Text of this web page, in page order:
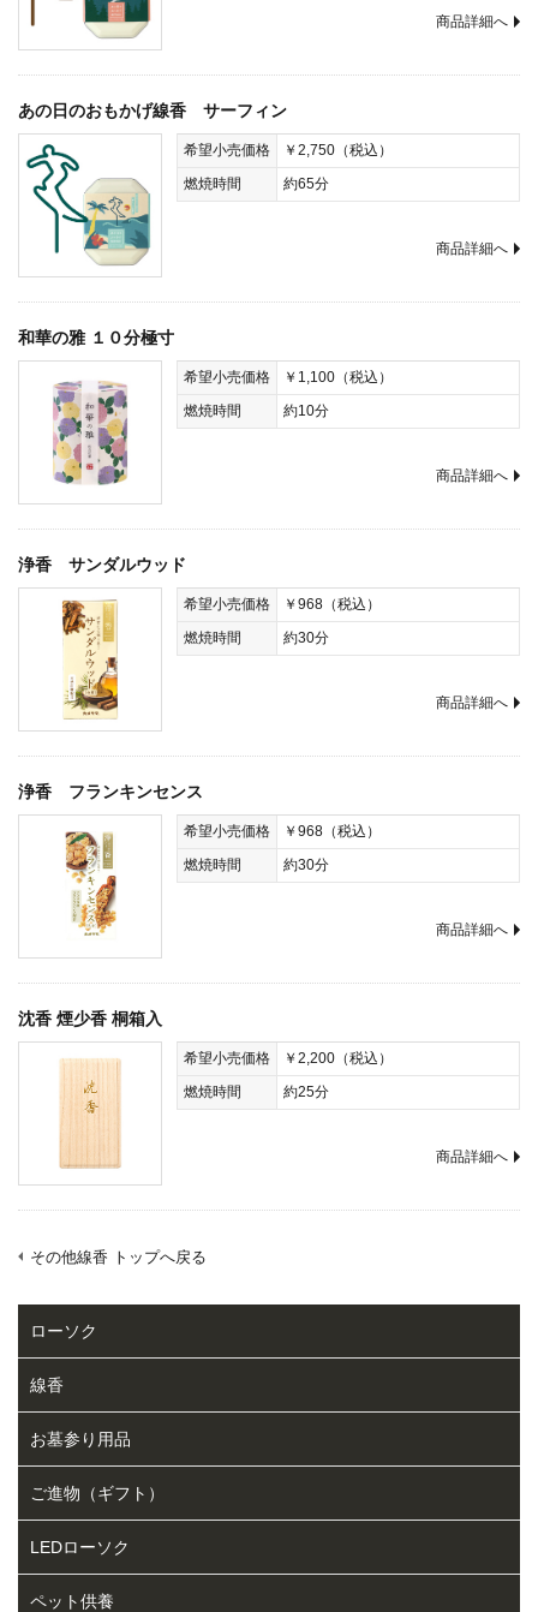
商品詳細へ
あの日のおもかげ線香 サーフィン
希望小売価格
￥2,750（税込）
燃焼時間
約65分
商品詳細へ
和華の雅 １０分極寸
希望小売価格
￥1,100（税込）
燃焼時間
約10分
商品詳細へ
浄香 サンダルウッド
希望小売価格
￥968（税込）
燃焼時間
約30分
商品詳細へ
浄香 フランキンセンス
希望小売価格
￥968（税込）
燃焼時間
約30分
商品詳細へ
沈香 煙少香 桐箱入
希望小売価格
￥2,200（税込）
燃焼時間
約25分
商品詳細へ
その他線香 トップへ戻る
ローソク
線香
お墓参り用品
ご進物（ギフト）
LEDローソク
ペット供養